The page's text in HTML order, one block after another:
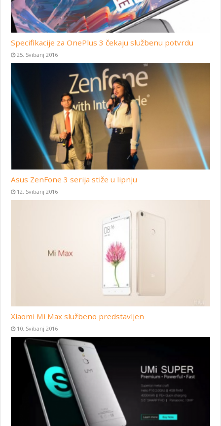
Specifikacije za OnePlus 3 čekaju službenu potvrdu
25. Svibanj 2016
Asus ZenFone 3 serija stiže u lipnju
12. Svibanj 2016
Xiaomi Mi Max službeno predstavljen
10. Svibanj 2016